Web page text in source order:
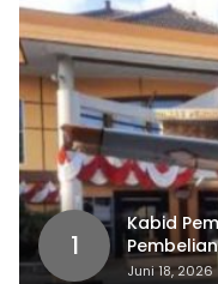
1
Kabid
Juni 18, 2026